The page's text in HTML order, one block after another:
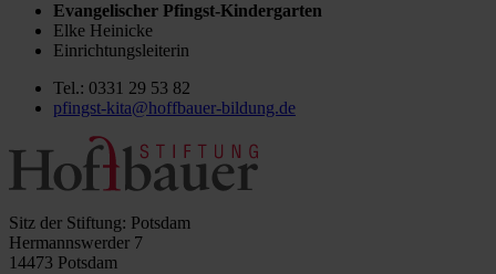
Evangelischer Pfingst-Kindergarten
Elke Heinicke
Einrichtungsleiterin
Tel.: 0331 29 53 82
pfingst-kita@hoffbauer-bildung.de
Sitz der Stiftung: Potsdam
Hermannswerder 7
14473 Potsdam